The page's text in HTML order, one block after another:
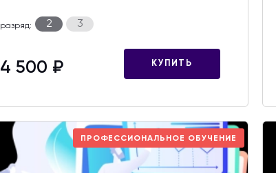
разряд: 2 3
4 500 ₽ КУПИТЬ
ПРОФЕССИОНАЛЬНОЕ ОБУЧЕНИЕ